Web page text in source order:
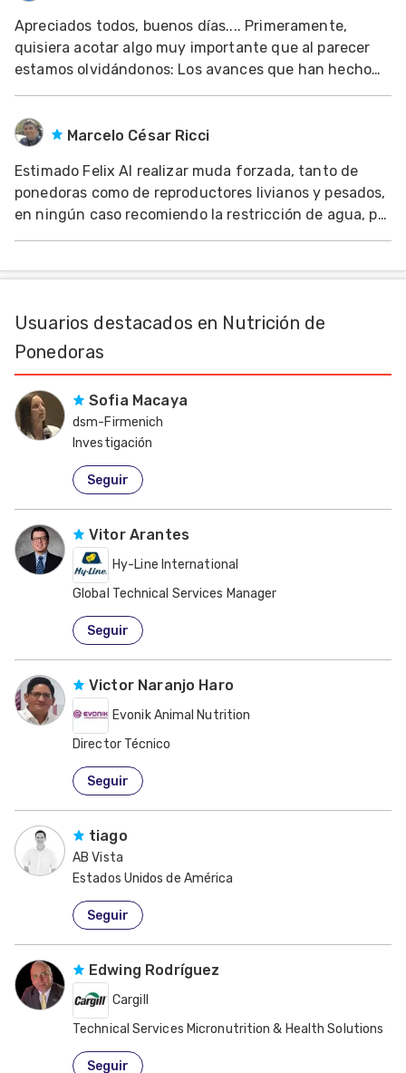
Apreciados todos, buenos días.... Primeramente,
quisiera acotar algo muy importante que al parecer
estamos olvidándonos: Los avances que han hecho
los especialistas en genética aviar (gallinas de
genética en particular con la que se vaya a traba
Marcelo César Ricci
Estimado Felix Al realizar muda forzada, tanto de
ponedoras como de reproductores livianos y pesados,
en ningún caso recomiendo la restricción de agua, por
motivos de bienestar animal. Saludos
Usuarios destacados en Nutrición de
Ponedoras
Sofia Macaya
dsm-Firmenich
Investigación
Estados Unidos de América
Seguir
Vitor Arantes
Hy-Line International
Global Technical Services Manager
Estados Unidos de América
Seguir
Victor Naranjo Haro
Evonik Animal Nutrition
Director Técnico
Estados Unidos de América
Seguir
tiago
AB Vista
Estados Unidos de América
Seguir
Edwing Rodríguez
Cargill
Technical Services Micronutrition & Health Solutions
Colombia
Seguir